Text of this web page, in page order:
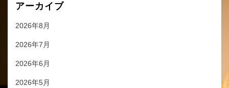
アーカイブ
2026年8月
2026年7月
2026年6月
2026年5月